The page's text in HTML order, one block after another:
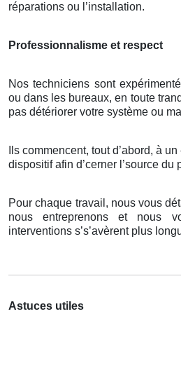
réparations ou l’installation.
Professionnalisme et respect
Nos techniciens sont
ou dans les bureaux, en toute
pas détériorer votre système ou
Ils commencent, tout d’abord, à
dispositif afin d’cerner l’source du
Pour chaque travail, nous vous
nous entreprenons et nous
interventions s’s’avèrent plus
Astuces utiles